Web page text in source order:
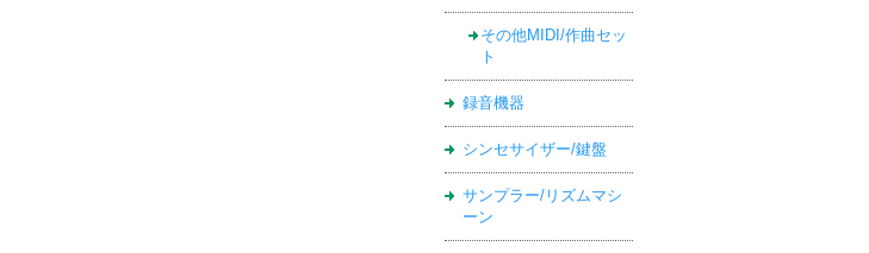
その他MIDI/作曲セッ
ト
録音機器
シンセサイザー/鍵盤
サンプラー/リズムマシ
ーン